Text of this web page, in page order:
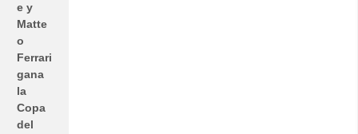
e y
Matte
o
Ferrari
gana
la
Copa
del